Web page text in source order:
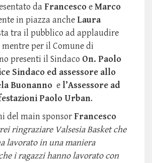
daFrancescoeMarco
in piazza ancheLaura
tra il pubblico ad applaudire
per il Comune di
presenti il Sindaco On. Paolo
Sindaco ed assessore allo
Buonanno el’Assessore ad
Paolo Urban.
del main sponsorFrancesco
ringraziare Valsesia Basket che
lavorato in una maniera
i ragazzi hanno lavorato con